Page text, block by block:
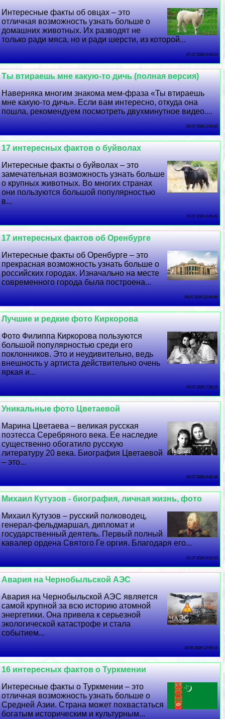
Интересные факты об овцах – это
отличная возможность узнать больше о
домашних животных. Их разводят не
только ради мяса, но и ради шерсти, из которой...
07 07 2026 9:49:53
Ты втираешь мне какую-то дичь (полная версия)
Наверняка многим знакома мем-фраза «Ты втираешь
мне какую-то дичь». Если вам интересно, откуда она
пошла, рекомендуем посмотреть двухминутное видео....
06 07 2026 3:53:42
17 интересных фактов о буйволах
Интересные факты о буйволах – это
замечательная возможность узнать больше
о крупных животных. Во многих странах
они пользуются большой популярностью
в...
05 07 2026 9:45:49
17 интересных фактов об Оренбурге
Интересные факты об Оренбурге – это
прекрасная возможность узнать больше о
российских городах. Изначально на месте
современного города была построена...
04 07 2026 22:44:49
Лучшие и редкие фото Киркорова
Фото Филиппа Киркорова пользуются
большой популярностью среди его
поклонников. Это и неудивительно, ведь
внешность у артиста действительно очень
яркая и...
03 07 2026 7:58:15
Уникальные фото Цветаевой
Марина Цветаева – великая русская
поэтесса Серебряного века. Ее наследие
существенно обогатило русскую
литературу 20 века. Биография Цветаевой
– это...
02 07 2026 4:42:44
Михаил Кутузов - биография, личная жизнь, фото
Михаил Кутузов – русский полководец,
генерал-фельдмаршал, дипломат и
государственный деятель. Первый полный
кавалер ордена Святого Ге opгия. Благодаря его...
01 07 2026 0:53:33
Авария на Чернобыльской АЭС
Авария на Чернобыльской АЭС является
самой крупной за всю историю атомной
энергетики. Она привела к серьезной
экологической катастрофе и стала
событием...
30 06 2026 12:59:14
16 интересных фактов о Туркмении
Интересные факты о Туркмении – это
отличная возможность узнать больше о
Средней Азии. Страна может похвастаться
богатым историческим и культурным...